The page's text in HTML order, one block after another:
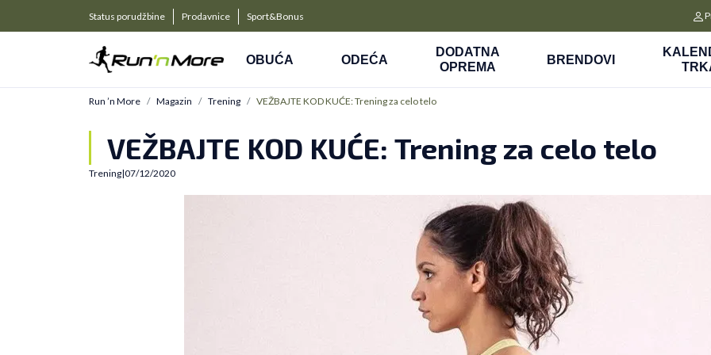
Status porudžbine Prodavnice Sport&Bonus
PLAĆANJE NA RATE
Kreditnim karticama BANCA INTESA platite na 9 rata
OBUĆA ODEĆA
DODATNA
OPREMA
BRENDOVI
Run ’n More Magazin Trening VEŽBAJTE KOD KUĆE: Trening za celo telo
VEŽBAJTE KOD KUĆE: Trening za celo telo
Trening|07/12/2020